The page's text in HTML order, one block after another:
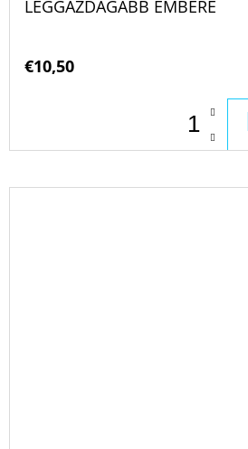
LEGGAZDAGABB EMBERE
€10,50